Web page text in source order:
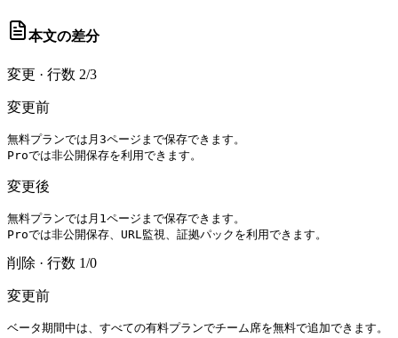
本文の差分
変更 · 行数 2/3
変更前
無料プランでは月3ページまで保存できます。
Proでは非公開保存を利用できます。
変更後
無料プランでは月1ページまで保存できます。
Proでは非公開保存、URL監視、証拠パックを利用できます。
削除 · 行数 1/0
変更前
ベータ期間中は、すべての有料プランでチーム席を無料で追加できます。